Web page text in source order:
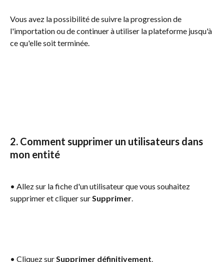
Vous avez la possibilité de suivre la progression de
l'importation ou de continuer à utiliser la plateforme jusqu'à
ce qu'elle soit terminée.
2. Comment supprimer un utilisateurs dans
mon entité
• Allez sur la fiche d'un utilisateur que vous souhaitez
supprimer et cliquer sur Supprimer.
• Cliquez sur Supprimer définitivement.